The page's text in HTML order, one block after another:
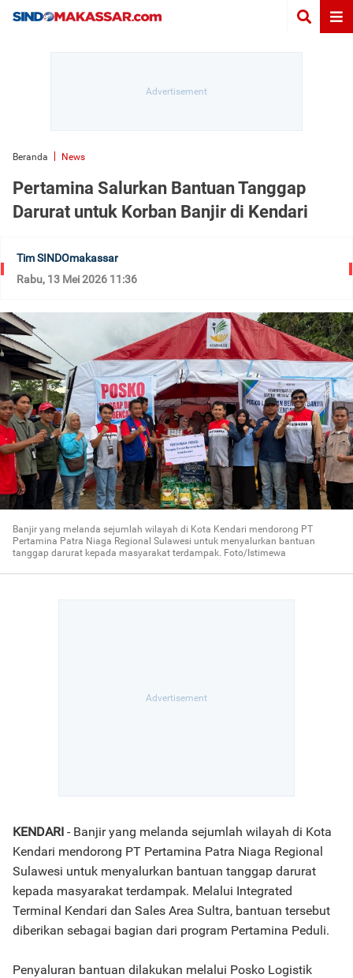
Beranda News
Pertamina Salurkan Bantuan Tanggap
Darurat untuk Korban Banjir di Kendari
Tim SINDOmakassar
Rabu, 13 Mei 2026 11:36
Banjir yang melanda sejumlah wilayah di Kota Kendari mendorong PT
Pertamina Patra Niaga Regional Sulawesi untuk menyalurkan bantuan
tanggap darurat kepada masyarakat terdampak. Foto/Istimewa
KENDARI - Banjir yang melanda sejumlah wilayah di Kota
Kendari mendorong PT Pertamina Patra Niaga Regional
Sulawesi untuk menyalurkan bantuan tanggap darurat
kepada masyarakat terdampak. Melalui Integrated
Terminal Kendari dan Sales Area Sultra, bantuan tersebut
diberikan sebagai bagian dari program Pertamina Peduli.
Penyaluran bantuan dilakukan melalui Posko Logistik